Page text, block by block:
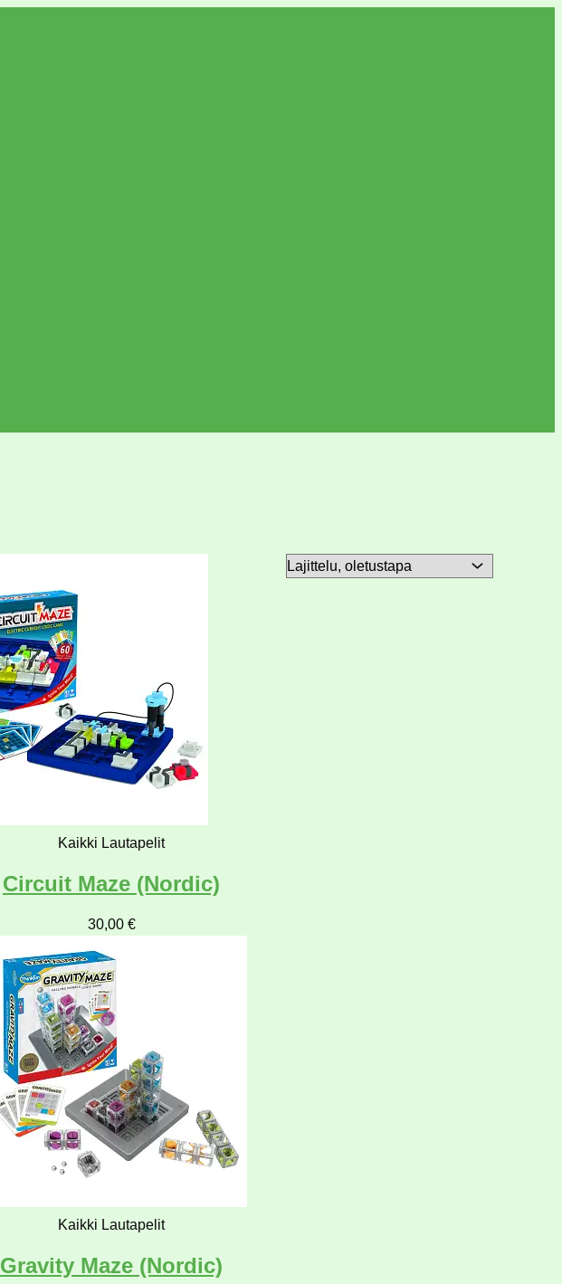
Kaikki Lautapelit
Circuit Maze (Nordic)
30,00 €
Kaikki Lautapelit
Gravity Maze (Nordic)